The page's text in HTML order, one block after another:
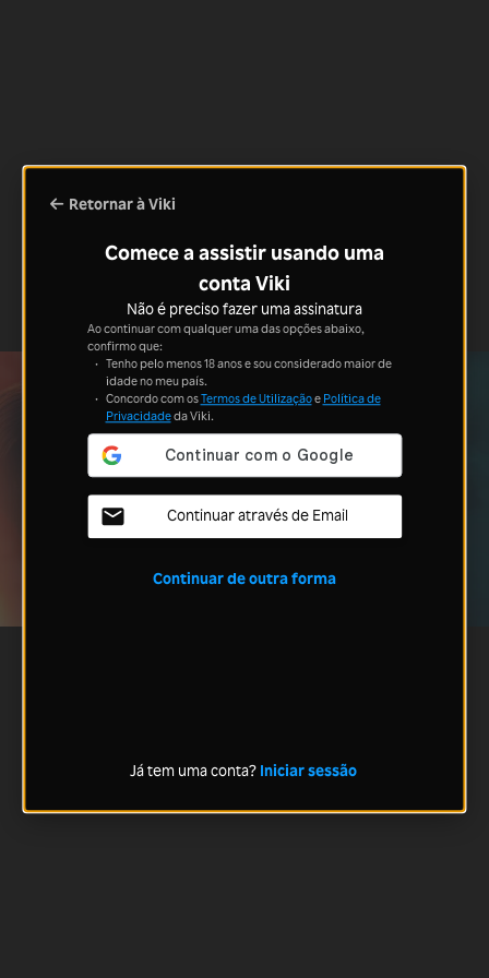
Retornar à Viki
Comece a assistir usando uma
conta Viki
Não é preciso fazer uma assinatura
Ao continuar com qualquer uma das opções abaixo,
confirmo que:
Tenho pelo menos 18 anos e sou considerado maior de
idade no meu país.
Concordo com osTermos de Utilizaçãoe Política de
Privacidadeda Viki.
Continuar através de Email
Continuar de outra forma
Já tem uma conta? Iniciar sessão